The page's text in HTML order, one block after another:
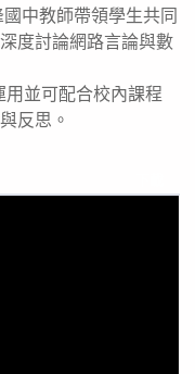
中教師帶領學生共同
度討論網路言論與數
並可配合校內課程
反思。